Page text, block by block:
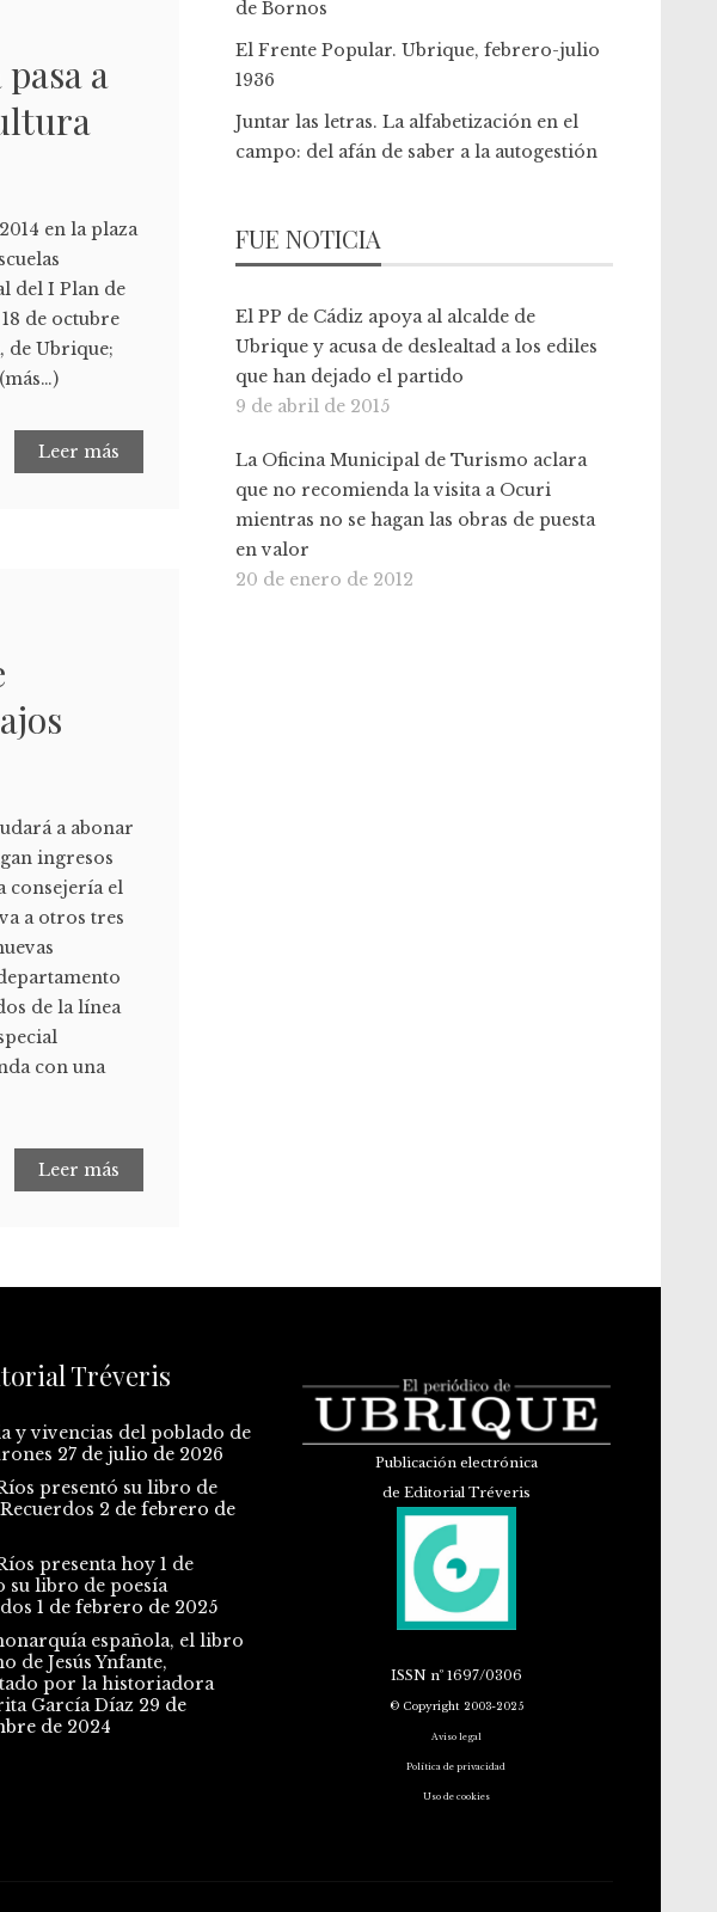
a
en la plaza
del I Plan de
de octubre
de Ubrique;
Leer más
a abonar
ingresos
consejería el
a otros tres
de la línea
con una
Leer más
de Bornos
El Frente Popular. Ubrique, febrero-julio
1936
Juntar las letras. La alfabetización en el
campo: del afán de saber a la autogestión
FUE NOTICIA
El PP de Cádiz apoya al alcalde de
Ubrique y acusa de deslealtad a los ediles
que han dejado el partido
9 de abril de 2015
La Oficina Municipal de Turismo aclara
que no recomienda la visita a Ocuri
mientras no se hagan las obras de puesta
en valor
20 de enero de 2012
Tréveris
y vivencias del poblado de
27 de julio de 2026
presentó su libro de
2 de febrero de
presenta hoy 1 de
su libro de poesía
1 de febrero de 2025
española, el libro
de Jesús Ynfante,
por la historiadora
García Díaz 29 de
de 2024
Publicación electrónica
de Editorial Tréveris
ISSNnº 1697/0306
© Copyright 2003-2025
Aviso legal
Política de privacidad
Uso de cookies